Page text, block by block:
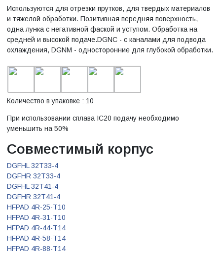
Используются для отрезки прутков, для твердых материалов
и тяжелой обработки. Позитивная передняя поверхность,
одна лунка с негативной фаской и уступом. Обработка на
средней и высокой подаче.DGNC - с каналами для подвода
охлаждения, DGNM - односторонние для глубокой обработки.
Количество в упаковке : 10
При использовании сплава IC20 подачу необходимо
уменьшить на 50%
Совместимый корпус
DGFHL 32T33-4
DGFHR 32T33-4
DGFHL 32T41-4
DGFHR 32T41-4
HFPAD 4R-25-T10
HFPAD 4R-31-T10
HFPAD 4R-44-T14
HFPAD 4R-58-T14
HFPAD 4R-88-T14